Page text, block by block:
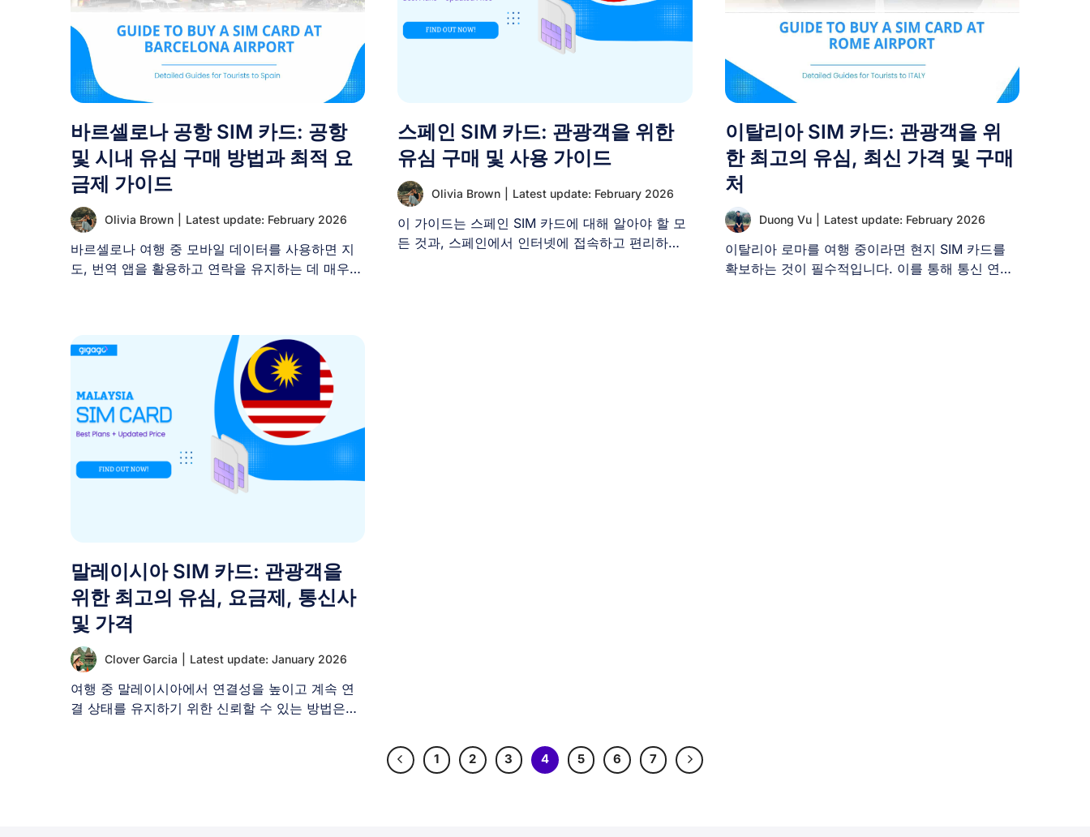
바르셀로나 공항 SIM 카드: 공항
및 시내 유심 구매 방법과 최적 요
금제 가이드
Olivia Brown Latest update: February 2026
바르셀로나 여행 중 모바일 데이터를 사용하면 지
도, 번역 앱을 활용하고 연락을 유지하는 데 매우
스페인 SIM 카드: 관광객을 위한
유심 구매 및 사용 가이드
Olivia Brown Latest update: February 2026
이 가이드는 스페인 SIM 카드에 대해 알아야 할 모
든 것과, 스페인에서 인터넷에 접속하고 편리하게
이탈리아 SIM 카드: 관광객을 위
한 최고의 유심, 최신 가격 및 구매
처
Duong Vu Latest update: February 2026
이탈리아 로마를 여행 중이라면 현지 SIM 카드를
확보하는 것이 필수적입니다. 이를 통해 통신 연결
말레이시아 SIM 카드: 관광객을
위한 최고의 유심, 요금제, 통신사
및 가격
Clover Garcia Latest update: January 2026
여행 중 말레이시아에서 연결성을 높이고 계속 연
결 상태를 유지하기 위한 신뢰할 수 있는 방법은
1 2 3 4 5 6 7